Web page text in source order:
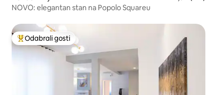
NOVO: elegantan stan na Popolo Squareu
Među najviše rangiranima s oznakom „Odabrali gosti”
Odabrali gosti